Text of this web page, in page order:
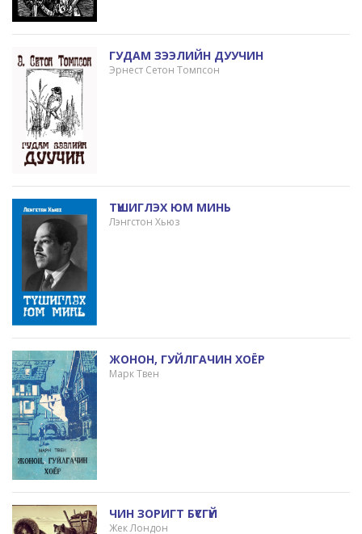
ГУДАМ ЗЭЭЛИЙН ДУУЧИН
Эрнест Сетон Томпсон
ТҮШИГЛЭХ ЮМ МИНЬ
Лэнгстон Хьюз
ЖОНОН, ГУЙЛГАЧИН ХОЁР
Марк Твен
ЧИН ЗОРИГТ БҮСГҮЙ
Жек Лондон